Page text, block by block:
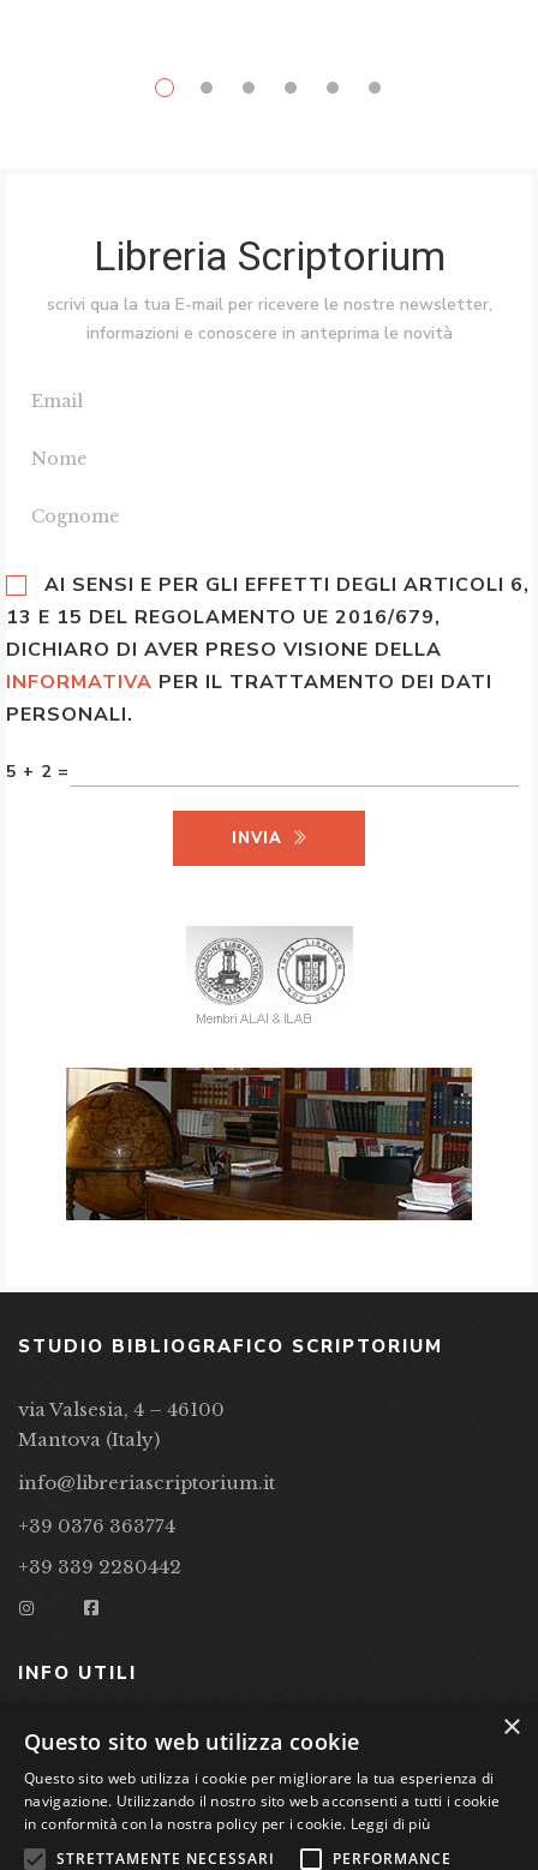
Libreria Scriptorium
scrivi qua la tua E-mail per ricevere le nostre newsletter,
informazioni e conoscere in anteprima le novità
AI SENSI E PER GLI EFFETTI DEGLI ARTICOLI 6,
13 E 15 DEL REGOLAMENTO UE 2016/679,
DICHIARO DI AVER PRESO VISIONE DELLA
INFORMATIVA PER IL TRATTAMENTO DEI DATI
PERSONALI.
5 + 2 =
INVIA
STUDIO BIBLIOGRAFICO SCRIPTORIUM
via Valsesia, 4 – 46100
Mantova (Italy)
info@libreriascriptorium.it
+39 0376 363774
+39 339 2280442
INFO UTILI
CONDIZIONI DI VENDITA
PRIVACY POLICY
COOKIE POLICY
×
Questo sito web utilizza cookie
Questo sito web utilizza i cookie per migliorare la tua esperienza di
navigazione. Utilizzando il nostro sito web acconsenti a tutti i cookie
in conformità con la nostra policy per i cookie. Leggi di più
STRETTAMENTE NECESSARI
PERFORMANCE